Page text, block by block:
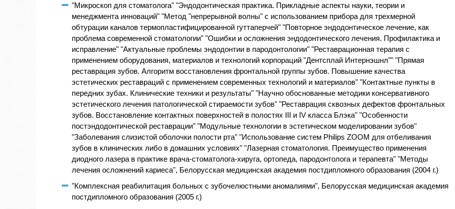
"Микроскоп для стоматолога" "Эндодонтическая практика. Прикладные аспекты науки, теории и
менеджмента инноваций" "Метод "непрерывной волны" с использованием прибора для трехмерной
обтурации каналов термопластифицированной гуттаперчей" "Повторное эндодонтическое лечение, как
проблема современной стоматологии" "Ошибки и осложнения эндодонтического лечения. Профилактика и
исправление" "Актуальные проблемы эндодонтии в пародонтологии" "Реставрационная терапия с
применением оборудования, материалов и технологий корпораций "Дентсплай Интернэшнл"" "Прямая
реставрация зубов. Алгоритм восстановления фронтальной группы зубов. Повышение качества
эстетических реставраций с применением современных технологий и материалов" "Контактные пункты в
передних зубах. Клинические техники и результаты" "Научно обоснованные методики консервативного
эстетического лечения патологической стираемости зубов" "Реставрация сквозных дефектов фронтальных
зубов. Восстановление контактных поверхностей в полостях III и IV класса Блэка" "Особенности
постэндодонтической реставрации" "Модульные технологии в эстетическом моделировании зубов"
"Заболевания слизистой оболочки полости рта" "Использование систем Philips ZOOM для отбеливания
зубов в клинических либо в домашних условиях" "Лазерная стоматология. Преимущество применения
диодного лазера в практике врача-стоматолога-хируга, ортопеда, пародонтолога и терапевта" "Методы
лечения осложнений кариеса", Белорусская медицинская академия постдипломного образования (2004 г.)
"Комплексная реабилитация больных с зубочелюстными аномалиями", Белорусская медицинская академия
постдипломного образования (2005 г.)